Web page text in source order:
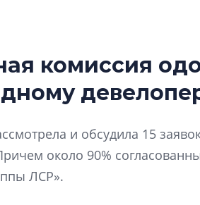
комиссия
и обсудила 15
около 90%
ЛСР».